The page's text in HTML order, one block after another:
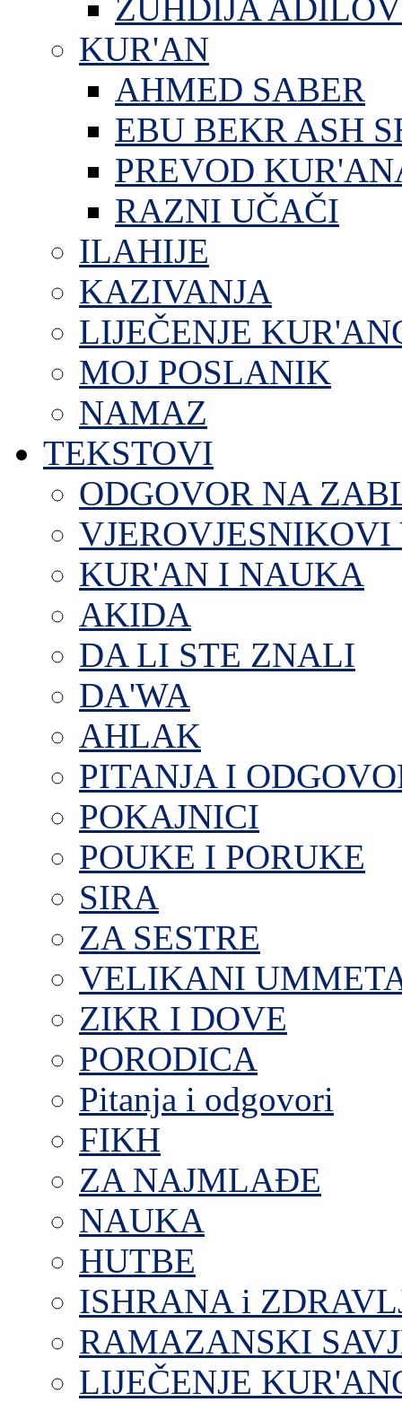
ZUHDIJA
KUR'AN
AHMED SABER
EBU BEKR ASH
PREVOD
RAZNI UČAČI
ILAHIJE
KAZIVANJA
LIJEČENJE
MOJ POSLANIK
NAMAZ
TEKSTOVI
ODGOVOR NA
VJEROVJESNIKOVI
KUR'AN I NAUKA
AKIDA
DA LI STE ZNALI
DA'WA
AHLAK
PITANJA I
POKAJNICI
POUKE I PORUKE
SIRA
ZA SESTRE
VELIKANI
ZIKR I DOVE
PORODICA
Pitanja i odgovori
FIKH
ZA NAJMLAĐE
NAUKA
HUTBE
ISHRANA i
RAMAZANSKI
LIJEČENJE